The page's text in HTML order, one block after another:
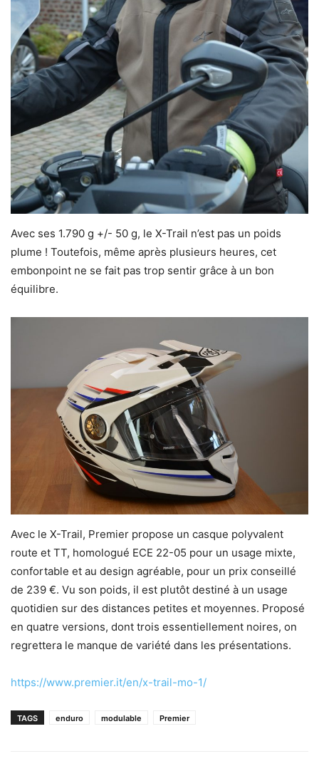
Avec ses 1.790 g +/- 50 g, le X-Trail n’est pas un poids
plume ! Toutefois, même après plusieurs heures, cet
embonpoint ne se fait pas trop sentir grâce à un bon
équilibre.
Avec le X-Trail, Premier propose un casque polyvalent
route et TT, homologué ECE 22-05 pour un usage mixte,
confortable et au design agréable, pour un prix conseillé
de 239 €. Vu son poids, il est plutôt destiné à un usage
quotidien sur des distances petites et moyennes. Proposé
en quatre versions, dont trois essentiellement noires, on
regrettera le manque de variété dans les présentations.
https://www.premier.it/en/x-trail-mo-1/
TAGS enduro modulable Premier